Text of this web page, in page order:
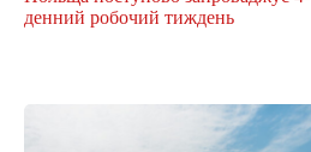
денний робочий тиждень